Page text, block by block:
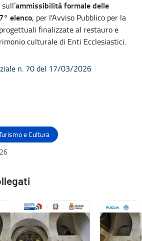
ammissibilità formale delle
7° elenco, per l'Avviso Pubblico per la
finalizzate al restauro e
culturale di Enti Ecclesiastici.
n. 70 del 17/03/2026
e Cultura